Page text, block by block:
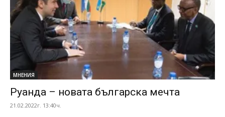
МНЕНИЯ
Руанда – новата българска мечта
21.02.2022г. 13:40ч.